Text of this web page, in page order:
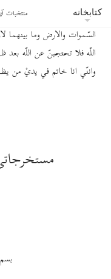
کتابخانه منتخبات
بمن يظهره اللّه قبل كلّ شيء
السّموات والارض وما بينهما
اللّه فلا تحتجبنّ عن اللّه
واننّي انا خاتم في يديْ من